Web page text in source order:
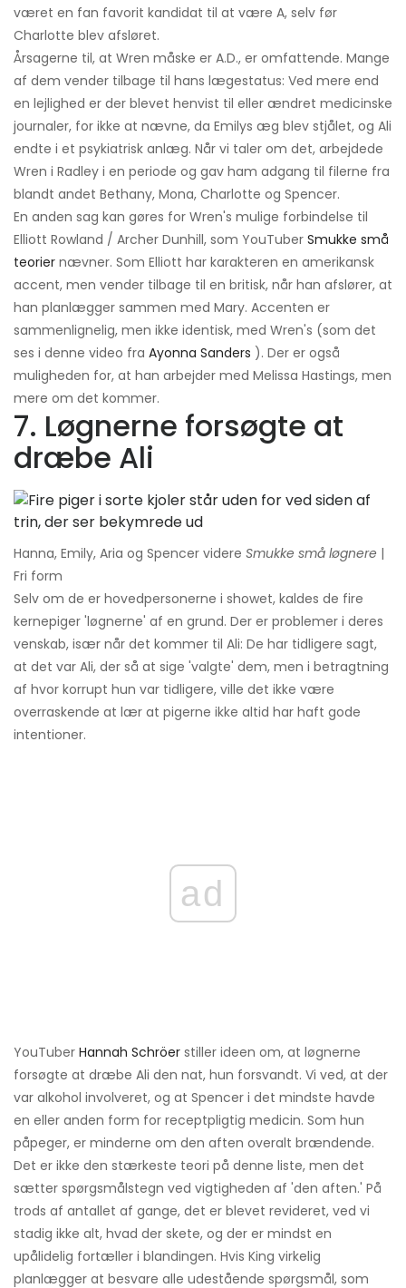
været en fan favorit kandidat til at være A, selv før
Charlotte blev afsløret.
Årsagerne til, at Wren måske er A.D., er omfattende. Mange
af dem vender tilbage til hans lægestatus: Ved mere end
en lejlighed er der blevet henvist til eller ændret medicinske
journaler, for ikke at nævne, da Emilys æg blev stjålet, og Ali
endte i et psykiatrisk anlæg. Når vi taler om det, arbejdede
Wren i Radley i en periode og gav ham adgang til filerne fra
blandt andet Bethany, Mona, Charlotte og Spencer.
En anden sag kan gøres for Wren's mulige forbindelse til
Elliott Rowland / Archer Dunhill, som YouTuber Smukke små
teorier nævner. Som Elliott har karakteren en amerikansk
accent, men vender tilbage til en britisk, når han afslører, at
han planlægger sammen med Mary. Accenten er
sammenlignelig, men ikke identisk, med Wren's (som det
ses i denne video fra Ayonna Sanders ). Der er også
muligheden for, at han arbejder med Melissa Hastings, men
mere om det kommer.
7. Løgnerne forsøgte at
dræbe Ali
Hanna, Emily, Aria og Spencer videre Smukke små løgnere |
Fri form
Selv om de er hovedpersonerne i showet, kaldes de fire
kernepiger 'løgnerne' af en grund. Der er problemer i deres
venskab, især når det kommer til Ali: De har tidligere sagt,
at det var Ali, der så at sige 'valgte' dem, men i betragtning
af hvor korrupt hun var tidligere, ville det ikke være
overraskende at lær at pigerne ikke altid har haft gode
intentioner.
ad
YouTuber Hannah Schröer stiller ideen om, at løgnerne
forsøgte at dræbe Ali den nat, hun forsvandt. Vi ved, at der
var alkohol involveret, og at Spencer i det mindste havde
en eller anden form for receptpligtig medicin. Som hun
påpeger, er minderne om den aften overalt brændende.
Det er ikke den stærkeste teori på denne liste, men det
sætter spørgsmålstegn ved vigtigheden af ​​'den aften.' På
trods af antallet af gange, det er blevet revideret, ved vi
stadig ikke alt, hvad der skete, og der er mindst en
upålidelig fortæller i blandingen. Hvis King virkelig
planlægger at besvare alle udestående spørgsmål, som